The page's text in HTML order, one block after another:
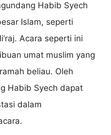
Habib Syech
Islam, seperti
Acara seperti ini
umat muslim yang
beliau. Oleh
Habib Syech dapat
dalam